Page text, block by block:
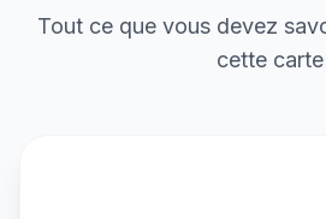
Tout ce que vous devez
cette carte